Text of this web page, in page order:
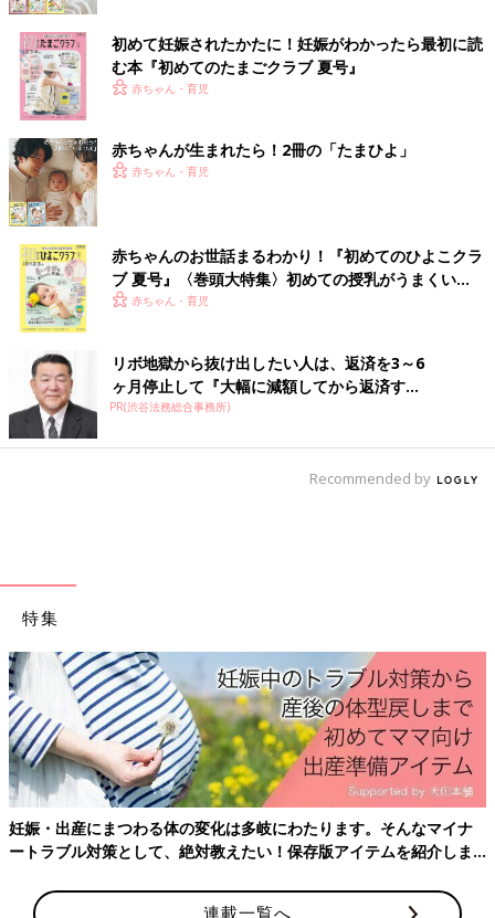
初めて妊娠されたかたに！妊娠がわかったら最初に読
む本『初めてのたまごクラブ 夏号』
赤ちゃん・育児
赤ちゃんが生まれたら！2冊の「たまひよ」
赤ちゃん・育児
赤ちゃんのお世話まるわかり！『初めてのひよこクラ
ブ 夏号』〈巻頭大特集〉初めての授乳がうまくい
く！ おっぱい・ミルクの基本と夏のトラブル 解決テ
赤ちゃん・育児
リボ地獄から抜け出したい人は、返済を3～6
ヶ月停止して『大幅に減額してから返済す...
PR(渋谷法務総合事務所)
Recommended by
特集
妊娠・出産にまつわる体の変化は多岐にわたります。そんなマイナ
ートラブル対策として、絶対教えたい！保存版アイテムを紹介しま
連載一覧へ